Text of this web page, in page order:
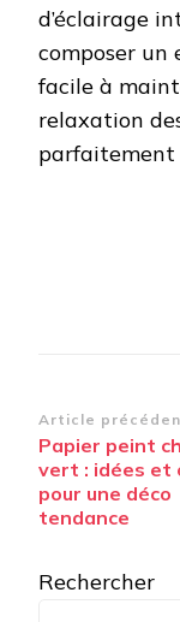
d’éclairage
composer un
facile à
relaxation
parfaitement
d’article
Article
Papier peint
vert : idées et
pour une déco
tendance
Rechercher